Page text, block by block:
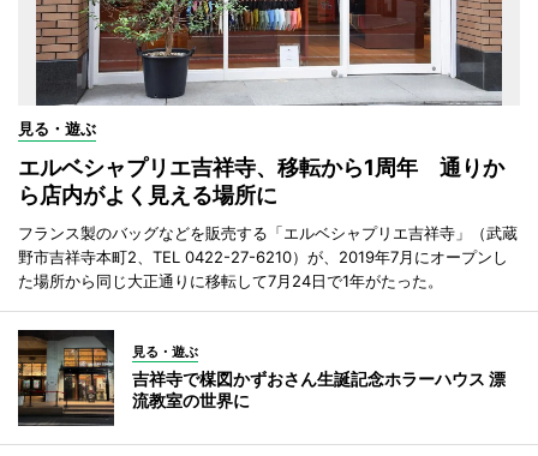
見る・遊ぶ
エルベシャプリエ吉祥寺、移転から1周年 通りか
ら店内がよく見える場所に
フランス製のバッグなどを販売する「エルベシャプリエ吉祥寺」（武蔵
野市吉祥寺本町2、TEL 0422-27-6210）が、2019年7月にオープンし
た場所から同じ大正通りに移転して7月24日で1年がたった。
見る・遊ぶ
吉祥寺で楳図かずおさん生誕記念ホラーハウス 漂
流教室の世界に